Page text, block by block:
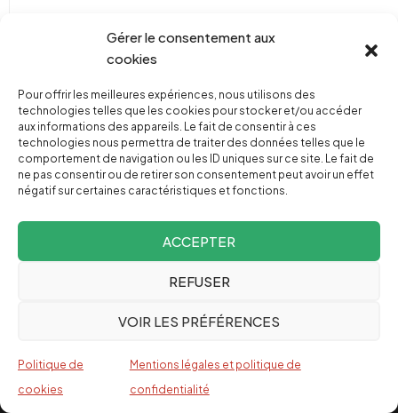
Gérer le consentement aux
cookies
Pour offrir les meilleures expériences, nous utilisons des
technologies telles que les cookies pour stocker et/ou accéder
aux informations des appareils. Le fait de consentir à ces
technologies nous permettra de traiter des données telles que le
comportement de navigation ou les ID uniques sur ce site. Le fait de
ne pas consentir ou de retirer son consentement peut avoir un effet
négatif sur certaines caractéristiques et fonctions.
ACCEPTER
REFUSER
VOIR LES PRÉFÉRENCES
Politique de
cookies
Mentions légales et politique de
confidentialité
ALASTAIR CROOKE
Ceux qui exploitent les travailleurs et profitent
des guerres financent également les grands
médias. C’est pourquoi depuis 2004,